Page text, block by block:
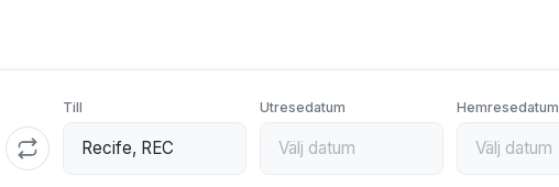
Till Utresedatum Hemresedatum